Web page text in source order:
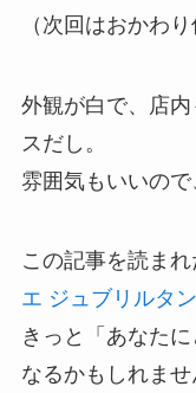
（次回はおかわ
外観が白で、店
スだし。
雰囲気もいいので
この記事を読ま
エ ジュブリルタン
きっと「あなた
なるかもしれませ